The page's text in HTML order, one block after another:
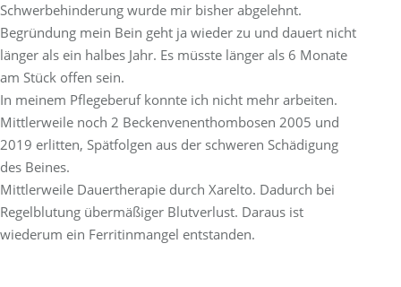
Schwerbehinderung wurde mir bisher abgelehnt.
Begründung mein Bein geht ja wieder zu und dauert nicht
länger als ein halbes Jahr. Es müsste länger als 6 Monate
am Stück offen sein.
In meinem Pflegeberuf konnte ich nicht mehr arbeiten.
Mittlerweile noch 2 Beckenvenenthombosen 2005 und
2019 erlitten, Spätfolgen aus der schweren Schädigung
des Beines.
Mittlerweile Dauertherapie durch Xarelto. Dadurch bei
Regelblutung übermäßiger Blutverlust. Daraus ist
wiederum ein Ferritinmangel entstanden.